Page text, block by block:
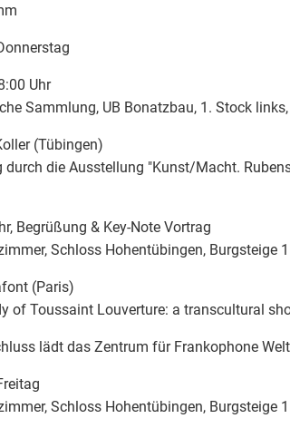
Uhr
Sammlung, UB Bonatzbau, 1. Stock
(Tübingen)
durch die Ausstellung "Kunst/Macht.
Begrüßung & Key-Note Vortrag
Schloss Hohentübingen, Burgsteige
(Paris)
of Toussaint Louverture: a transcultural
lädt das Zentrum für Frankophone
Schloss Hohentübingen, Burgsteige